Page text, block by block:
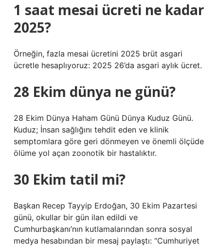
1 saat mesai ücreti ne kadar
2025?
Örneğin, fazla mesai ücretini 2025 brüt asgari
ücretle hesaplıyoruz: 2025 26’da asgari aylık ücret.
28 Ekim dünya ne günü?
28 Ekim Dünya Haham Günü Dünya Kuduz Günü.
Kuduz; İnsan sağlığını tehdit eden ve klinik
semptomlara göre geri dönmeyen ve önemli ölçüde
ölüme yol açan zoonotik bir hastalıktır.
30 Ekim tatil mi?
Başkan Recep Tayyip Erdoğan, 30 Ekim Pazartesi
günü, okullar bir gün ilan edildi ve
Cumhurbaşkanı’nın kutlamalarından sonra sosyal
medya hesabından bir mesaj paylaştı: “Cumhuriyet